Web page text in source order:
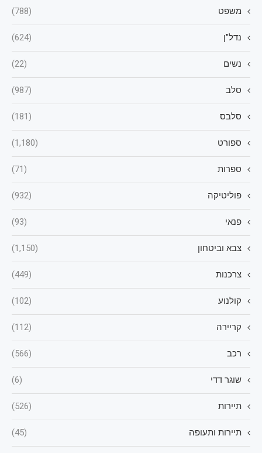
משפט (788)
נדל"ן (624)
נשים (22)
סלב (987)
סלבס (181)
ספורט (1,180)
ספרות (71)
פוליטיקה (932)
פנאי (93)
צבא וביטחון (1,150)
צרכנות (449)
קולנוע (102)
קריירה (112)
רכב (566)
שוגר דדי (6)
תיירות (526)
תיירות ותעופה (45)